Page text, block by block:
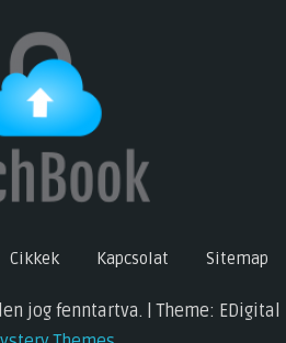
Cikkek Kapcsolat Sitemap
jog fenntartva. | Theme: EDigital